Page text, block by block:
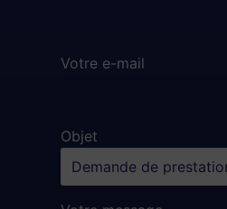
Votre e-mail
Objet